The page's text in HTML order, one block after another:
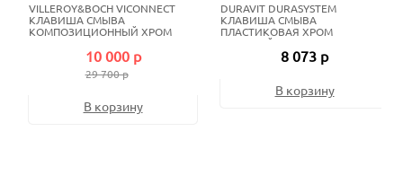
VILLEROY&BOCH VICONNECT
КЛАВИША СМЫВА
КОМПОЗИЦИОННЫЙ ХРОМ
10 000 р
29 700 р
В корзину
DURAVIT DURASYSTEM
КЛАВИША СМЫВА
ПЛАСТИКОВАЯ ХРОМ
МАТОВЫЙ
8 073 р
В корзину